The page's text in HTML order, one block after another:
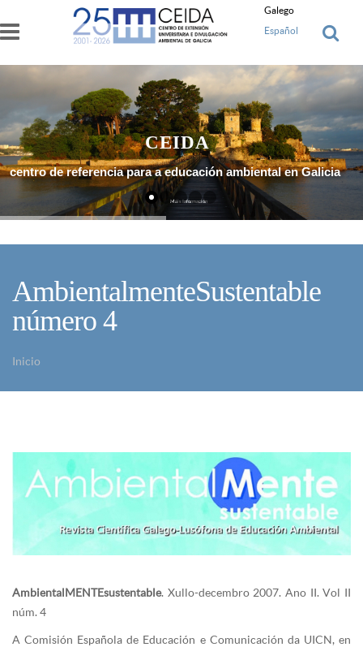
Ir o contido principal
Galego
Español
centro de referencia para a educación ambiental en Galicia
Máis Información
CEIDA
AmbientalmenteSustentable
número 4
Inicio
AmbientalMENTEsustentable. Xullo-decembro 2007. Ano II. Vol II
núm. 4
A Comisión Española de Educación e Comunicación da UICN, en